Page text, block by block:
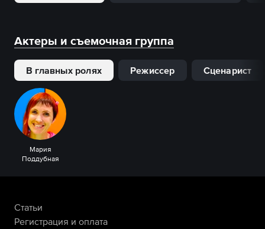
Актеры и съемочная группа
В главных ролях Режиссер Сценарист
Мария
Поддубная
Статьи
Регистрация и оплата